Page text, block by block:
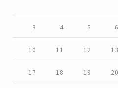
3 4 5 6
10 11 12 13
17 18 19 20